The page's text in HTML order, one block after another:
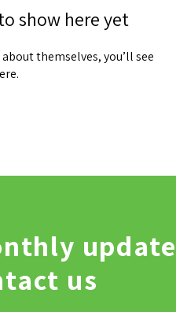
show here yet
themselves, you’ll see
us